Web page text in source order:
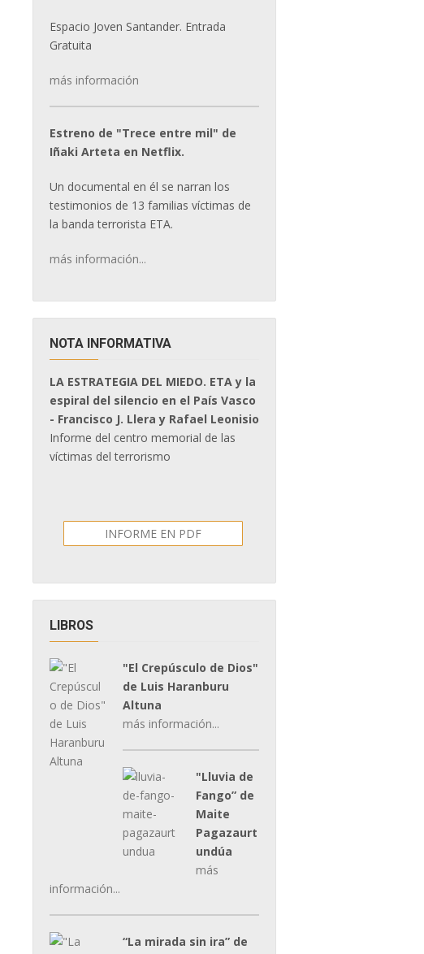
Espacio Joven Santander. Entrada
Gratuita
más información
Estreno de "Trece entre mil" de
Iñaki Arteta en Netflix.
Un documental en él se narran los
testimonios de 13 familias víctimas de
la banda terrorista ETA.
más información...
NOTA INFORMATIVA
LA ESTRATEGIA DEL MIEDO. ETA y la
espiral del silencio en el País Vasco
- Francisco J. Llera y Rafael Leonisio
Informe del centro memorial de las
víctimas del terrorismo
INFORME EN PDF
LIBROS
"El Crepúsculo de Dios"
de Luis Haranburu
Altuna
más información...
"Lluvia de
Fango” de
Maite
Pagazaurt
undúa
más
información...
“La mirada sin ira” de